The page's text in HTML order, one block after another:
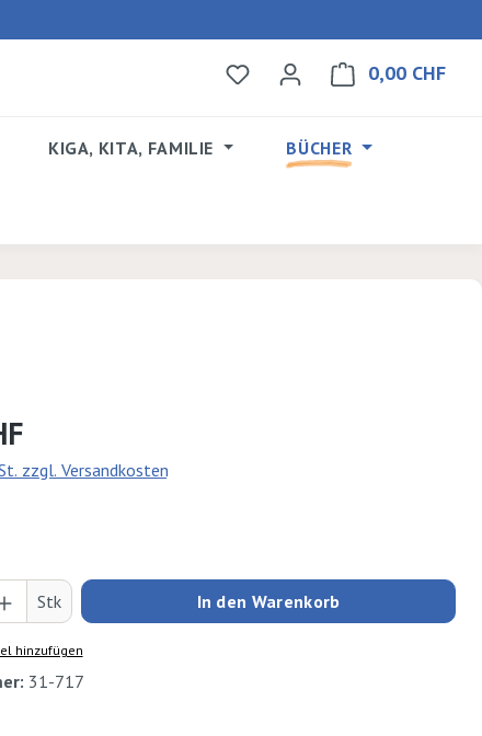
Du hast 0 Produkte auf
0,00 CHF
KIGA, KITA, FAMILIE BÜCHER
zzgl. Versandkosten
Gib den gewünschten Wert ein
Stk In den Warenkorb
hinzufügen
31-717